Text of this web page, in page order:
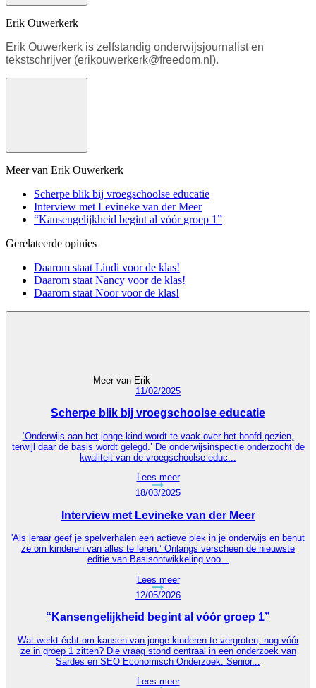
Erik Ouwerkerk
Erik Ouwerkerk is zelfstandig onderwijsjournalist en
tekstschrijver (erikouwerkerk@freedom.nl).
Meer van Erik Ouwerkerk
Scherpe blik bij vroegschoolse educatie
Interview met Levineke van der Meer
“Kansengelijkheid begint al vóór groep 1”
Gerelateerde opinies
Daarom staat Lindi voor de klas!
Daarom staat Nancy voor de klas!
Daarom staat Noor voor de klas!
Meer van Erik
11/02/2025
Scherpe blik bij vroegschoolse educatie
‘Onderwijs aan het jonge kind wordt te vaak over het hoofd gezien,
terwijl daar de basis wordt gelegd.’ De onderwijsinspectie onderzocht de
kwaliteit van de vroegschoolse educ...
Lees meer
18/03/2025
Interview met Levineke van der Meer
'Als leraar geef je spelverhalen een actieve plek in je onderwijs en benut
ze om kinderen van alles te leren.’ Onlangs verscheen de nieuwste
editie van Basisontwikkeling voo...
Lees meer
12/05/2026
“Kansengelijkheid begint al vóór groep 1”
Wat werkt écht om kansen van jonge kinderen te vergroten, nog vóór
ze in groep 1 zitten? Die vraag stond centraal in een onderzoek van
Sardes en SEO Economisch Onderzoek. Senior...
Lees meer